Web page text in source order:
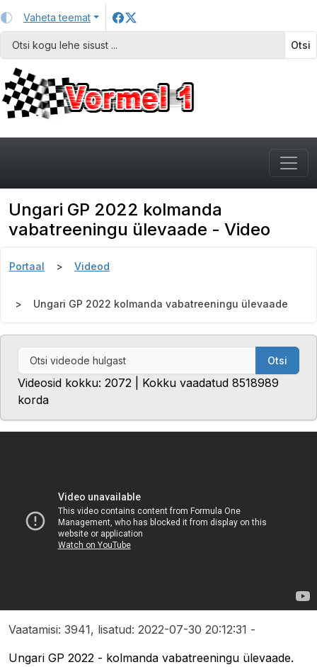
Vaheta teemat
Otsi
Ungari GP 2022 kolmanda
vabatreeningu ülevaade - Video
Portaal Videod
Ungari GP 2022 kolmanda vabatreeningu ülevaade
Otsi
Videosid kokku: 2072 | Kokku vaadatud 8518989
korda
Vaatamisi: 3941, lisatud: 2022-07-30 20:12:31 -
Ungari GP 2022 - kolmanda vabatreeningu ülevaade.